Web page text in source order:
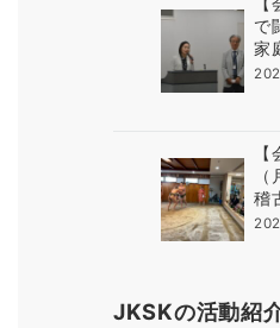
で
家
稽
JKSKの活動紹